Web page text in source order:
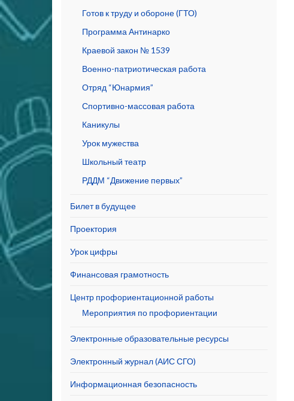
Готов к труду и обороне (ГТО)
Программа Антинарко
Краевой закон № 1539
Военно-патриотическая работа
Отряд “Юнармия”
Спортивно-массовая работа
Каникулы
Урок мужества
Школьный театр
РДДМ “Движение первых”
Билет в будущее
Проектория
Урок цифры
Финансовая грамотность
Центр профориентационной работы
Мероприятия по профориентации
Электронные образовательные ресурсы
Электронный журнал (АИС СГО)
Информационная безопасность